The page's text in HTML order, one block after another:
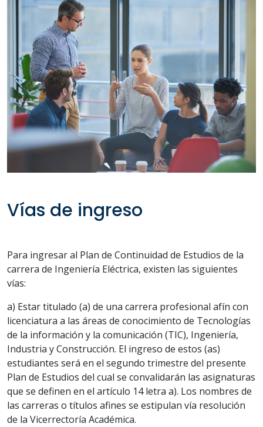
Vías de ingreso
Para ingresar al Plan de Continuidad de Estudios de la
carrera de Ingeniería Eléctrica, existen las siguientes
vías:
a) Estar titulado (a) de una carrera profesional afín con
licenciatura a las áreas de conocimiento de Tecnologías
de la información y la comunicación (TIC), Ingeniería,
Industria y Construcción. El ingreso de estos (as)
estudiantes será en el segundo trimestre del presente
Plan de Estudios del cual se convalidarán las asignaturas
que se definen en el artículo 14 letra a). Los nombres de
las carreras o títulos afines se estipulan vía resolución
de la Vicerrectoría Académica.